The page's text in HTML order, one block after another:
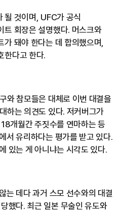
될 것이며, UFC가 공식
트 회장은 설명했다. 머스크와
가 돼야 한다는 데 합의했으며,
한다고 한다.
와 참모들은 대체로 이번 대결을
하는 의견도 있다. 저커버그가
개월간 주짓수를 연마하는 등
서 유리하다는 평가를 받고 있다.
있는 게 아니냐는 시각도 있다.
는 데다 과거 스모 선수와의 대결
했다. 최근 일본 무술인 유도와